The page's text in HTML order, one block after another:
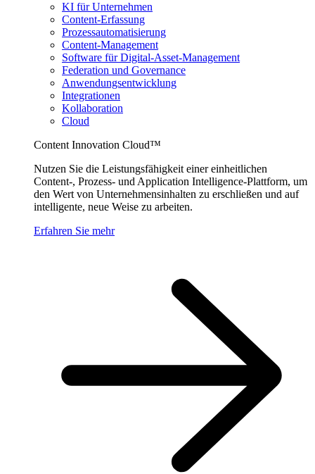
KI für Unternehmen
Content-Erfassung
Prozessautomatisierung
Content-Management
Software für Digital-Asset-Management
Federation und Governance
Anwendungsentwicklung
Integrationen
Kollaboration
Cloud
Content Innovation Cloud™
Nutzen Sie die Leistungsfähigkeit einer einheitlichen
Content-, Prozess- und Application Intelligence-Plattform, um
den Wert von Unternehmensinhalten zu erschließen und auf
intelligente, neue Weise zu arbeiten.
Erfahren Sie mehr